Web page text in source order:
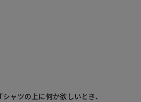
ャツの上に何か欲しいとき、